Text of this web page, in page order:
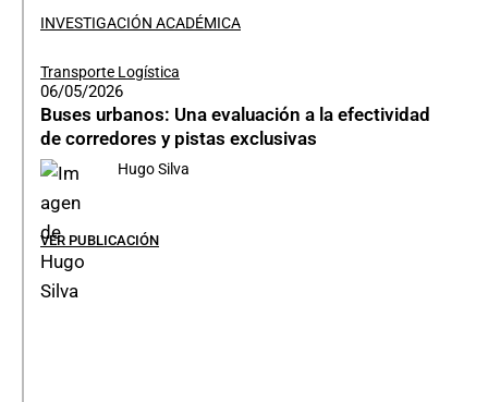
INVESTIGACIÓN ACADÉMICA
Transporte Logística
06/05/2026
Buses urbanos: Una evaluación a la efectividad
de corredores y pistas exclusivas
Hugo Silva
VER PUBLICACIÓN